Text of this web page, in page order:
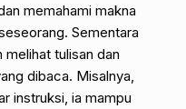
memahami makna
Sementara
tulisan dan
dibaca. Misalnya,
instruksi, ia mampu